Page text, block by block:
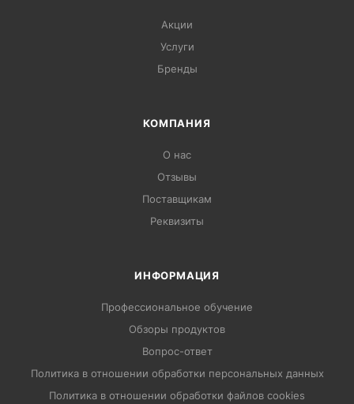
Акции
Услуги
Бренды
КОМПАНИЯ
О нас
Отзывы
Поставщикам
Реквизиты
ИНФОРМАЦИЯ
Профессиональное обучение
Обзоры продуктов
Вопрос-ответ
Политика в отношении обработки персональных данных
Политика в отношении обработки файлов cookies